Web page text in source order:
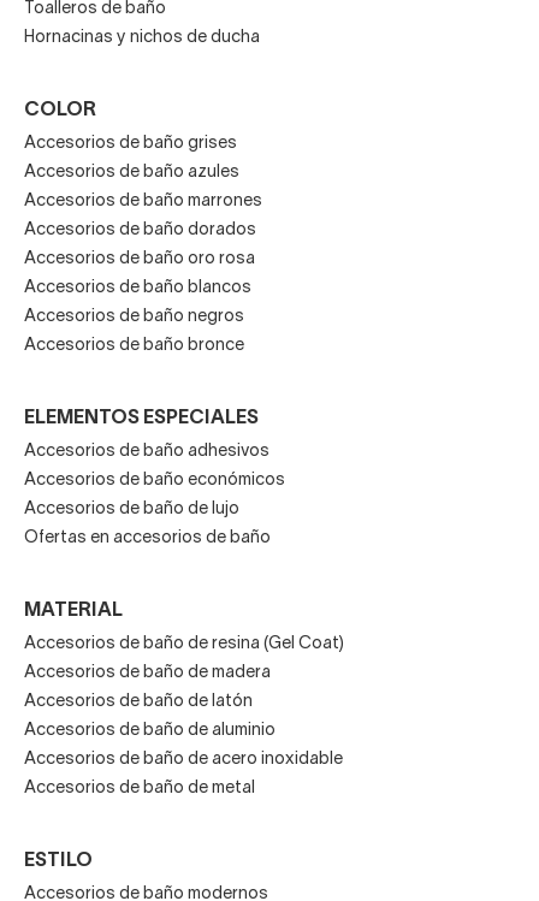
Toalleros de baño
Hornacinas y nichos de ducha
COLOR
Accesorios de baño grises
Accesorios de baño azules
Accesorios de baño marrones
Accesorios de baño dorados
Accesorios de baño oro rosa
Accesorios de baño blancos
Accesorios de baño negros
Accesorios de baño bronce
ELEMENTOS ESPECIALES
Accesorios de baño adhesivos
Accesorios de baño económicos
Accesorios de baño de lujo
Ofertas en accesorios de baño
MATERIAL
Accesorios de baño de resina (Gel Coat)
Accesorios de baño de madera
Accesorios de baño de latón
Accesorios de baño de aluminio
Accesorios de baño de acero inoxidable
Accesorios de baño de metal
ESTILO
Accesorios de baño modernos